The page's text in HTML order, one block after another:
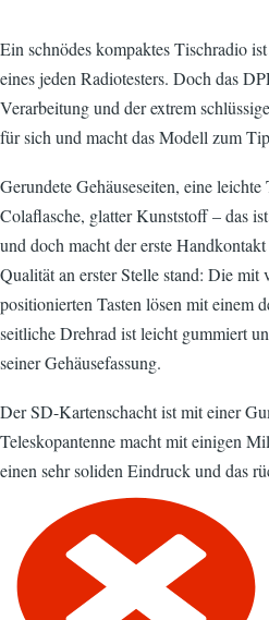
Ein schnödes kompaktes Tischradio
eines jeden Radiotesters. Doch das
Verarbeitung und der extrem
für sich und macht das Modell zum
Gerundete Gehäuseseiten, eine
Colaflasche, glatter Kunststoff – das
und doch macht der erste
Qualität an erster Stelle stand: Die mit
positionierten Tasten lösen mit einem
seitliche Drehrad ist leicht gummiert
seiner Gehäusefassung.
Der SD-Kartenschacht ist mit einer
Teleskopantenne macht mit einigen
einen sehr soliden Eindruck und das